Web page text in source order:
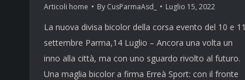
Articoli home By CusParmaAsd_ Luglio 15, 2022
La nuova divisa bicolor della corsa evento del 10 e 11
settembre Parma,14 Luglio – Ancora una volta un
inno alla città, ma con uno sguardo rivolto al futuro.
Una maglia bicolor a firma Erreà Sport: con il fronte